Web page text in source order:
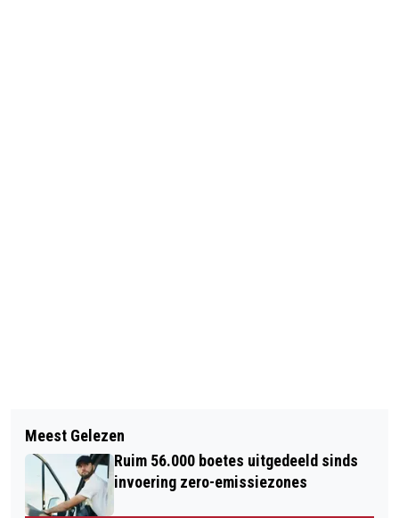
65-PLUSSER VAKER SLACHTOFFER
GEWELD
TAXICHAUFFEUR NIEUW-ZEELAND
VRIJ NA DOODRIJDEN NEDERLANDER
Meest Gelezen
Ruim 56.000 boetes uitgedeeld sinds
invoering zero-emissiezones